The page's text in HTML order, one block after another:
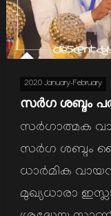
2020 January-February
സര്‍ഗ ശബ്ദം
സര്‍ഗാത്മക
സര്‍ഗ ശബ്ദം
ധാര്‍മിക
മുഖ്യധാരാ